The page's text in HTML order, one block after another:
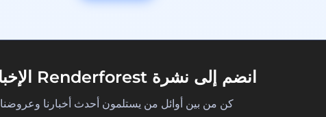
انضم إلى نشرة Renderforest الإخبارية
كن من بين أوائل من يستلمون أحدث أخبارنا وعروضنا